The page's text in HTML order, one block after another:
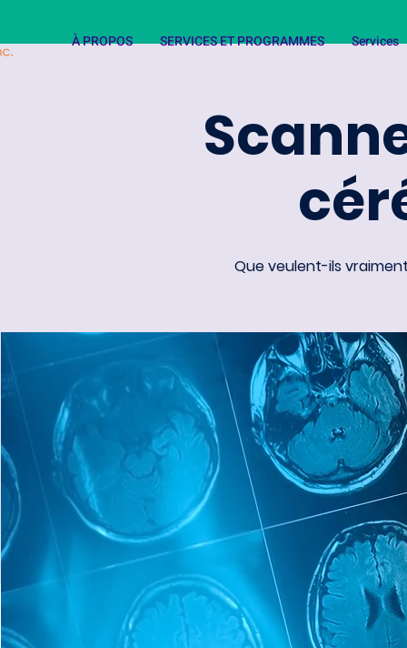
À PROPOS SERVICES ET PROGRAMMES Services
Que veulent-ils